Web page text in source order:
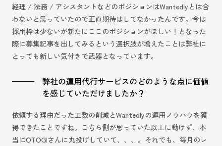
経理 / 法務 / アシスタントなどのポジションはWantedlyとは合
わないと思っていたので正直期待はしてなかったんです。今は
採用枠は少ないが新たにここのポジションがほしい！となった
際に募集記事を出してみるという選択肢が増えたことは弊社に
とっても新しい気付きで武器となっています。
弊社の運用代行サービスのどのような点に価値
を感じていただけましたか？
依頼する理由だった工数の削減とWantedlyの運用ノウハウを獲
得できたことですね。こちら側が思っていた以上に動けず、本
当にOTOGIさんに丸投げしていて、、、。それでも、毎月のレ